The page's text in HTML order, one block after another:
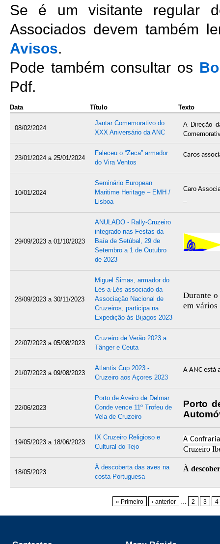
Se é um visitante regular
Associados devem também
Avisos.
Pode também consultar os
Pdf.
Data Título Texto
08/02/2024
Jantar Comemorativo do
XXX Aniversário da ANC
A Direção
Algés.
Neste
O custo
Aperitivos:
Sobremesa
António
23/01/2024 a 25/01/2024
Faleceu o “Zeca” armador
do Vira Ventos
Caros
Faleceu o
Pessoa
10/01/2024
Seminário European
Maritime Heritage – EMH /
Lisboa
Caro
Oceanário,
29/09/2023 a 01/10/2023
ANULADO - Rally-Cruzeiro
integrado nas Festas da
Baía de Setúbal, 29 de
Setembro a 1 de Outubro
de 2023
Caros
Devido às
A este facto
A Direção
Caros
A ANC vai
de Outubro
A Largada
durante a
No
28/09/2023 a 30/11/2023
Miguel Simas, armador do
Lés-a-Lés associado da
Associação Nacional de
Cruzeiros, participa na
Expedição às Bijagos 2023
Durante
em
diversos
Desde
A
Bijagós
efectuada
https://
22/07/2023 a 05/08/2023
Cruzeiro de Verão 2023 a
Tânger e Ceuta
no
Nota
Neste ano,
Dia 15
21/07/2023 a 09/08/2023
Atlantis Cup 2023 -
Cruzeiro aos Açores 2023
A ANC está
Os
22/06/2023
Porto de Aveiro de Delmar
Conde vence 11º Trofeu de
Vela de Cruzeiro
Porto
Cruzeiros
apoios da
Foz,
19/05/2023 a 18/06/2023
IX Cruzeiro Religioso e
Cultural do Tejo
A
Cruzeiro
Rui Manuel
Tlm.
18/05/2023
À descoberta das aves na
costa Portuguesa
À
No dia 18
« Primeiro ‹ anterior 2 3 4